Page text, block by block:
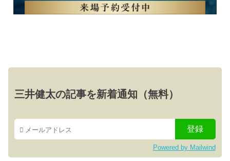
三井健太の記事を新着通知（無料）
Powered by Mailwind